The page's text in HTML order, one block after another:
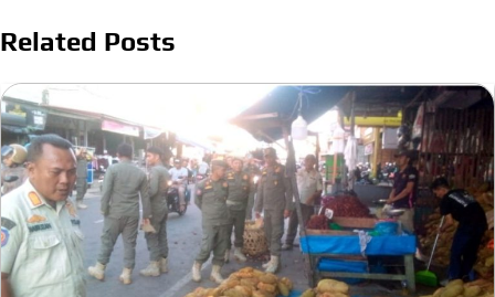
Related Posts